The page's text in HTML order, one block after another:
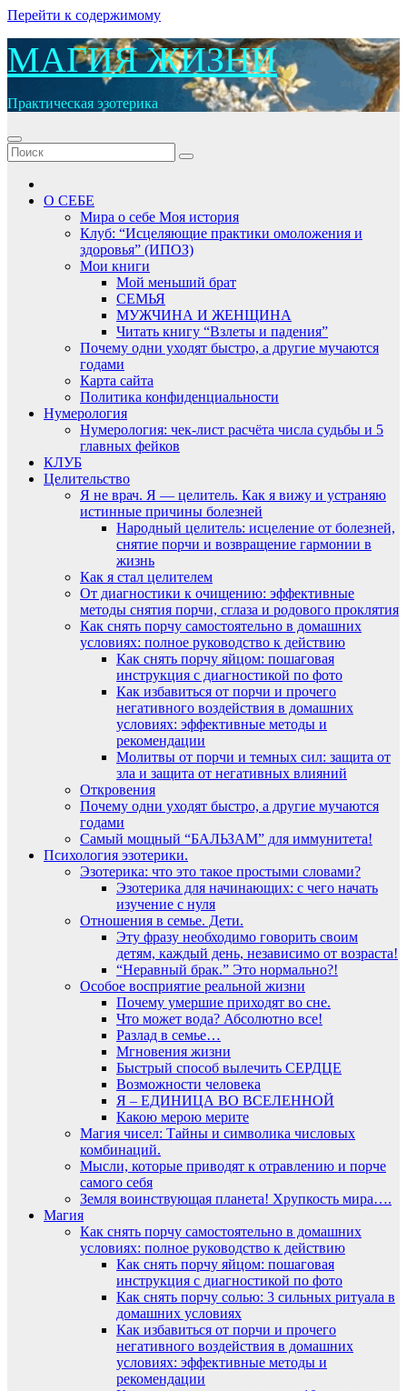
Перейти к содержимому
МАГИЯ ЖИЗНИ
Практическая эзотерика
О СЕБЕ
Мира о себе Моя история
Клуб: “Исцеляющие практики омоложения и
здоровья” (ИПОЗ)
Мои книги
Мой меньший брат
СЕМЬЯ
МУЖЧИНА И ЖЕНЩИНА
Читать книгу “Взлеты и падения”
Почему одни уходят быстро, а другие мучаются
годами
Карта сайта
Политика конфиденциальности
Нумерология
Нумерология: чек-лист расчёта числа судьбы и 5
главных фейков
КЛУБ
Целительство
Я не врач. Я — целитель. Как я вижу и устраняю
истинные причины болезней
Народный целитель: исцеление от болезней,
снятие порчи и возвращение гармонии в
жизнь
Как я стал целителем
От диагностики к очищению: эффективные
методы снятия порчи, сглаза и родового проклятия
Как снять порчу самостоятельно в домашних
условиях: полное руководство к действию
Как снять порчу яйцом: пошаговая
инструкция с диагностикой по фото
Как избавиться от порчи и прочего
негативного воздействия в домашних
условиях: эффективные методы и
рекомендации
Молитвы от порчи и темных сил: защита от
зла и защита от негативных влияний
Откровения
Почему одни уходят быстро, а другие мучаются
годами
Самый мощный “БАЛЬЗАМ” для иммунитета!
Психология эзотерики.
Эзотерика: что это такое простыми словами?
Эзотерика для начинающих: с чего начать
изучение с нуля
Отношения в семье. Дети.
Эту фразу необходимо говорить своим
детям, каждый день, независимо от возраста!
“Неравный брак.” Это нормально?!
Особое восприятие реальной жизни
Почему умершие приходят во сне.
Что может вода? Абсолютно все!
Разлад в семье…
Мгновения жизни
Быстрый способ вылечить СЕРДЦЕ
Возможности человека
Я – ЕДИНИЦА ВО ВСЕЛЕННОЙ
Какою мерою мерите
Магия чисел: Тайны и символика числовых
комбинаций.
Мысли, которые приводят к отравлению и порче
самого себя
Земля воинствующая планета! Хрупкость мира….
Магия
Как снять порчу самостоятельно в домашних
условиях: полное руководство к действию
Как снять порчу яйцом: пошаговая
инструкция с диагностикой по фото
Как снять порчу солью: 3 сильных ритуала в
домашних условиях
Как избавиться от порчи и прочего
негативного воздействия в домашних
условиях: эффективные методы и
рекомендации